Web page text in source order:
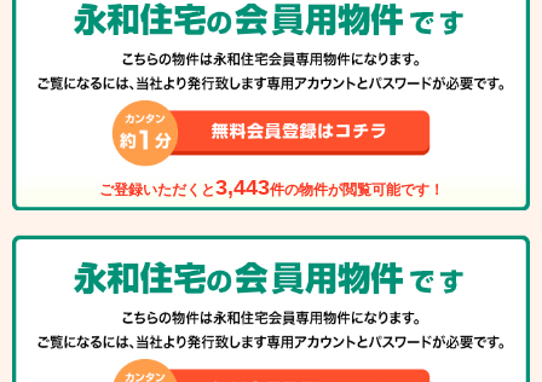
ご登録いただくと3,443件の物件が閲覧可能です！